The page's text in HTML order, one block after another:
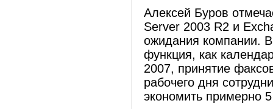
Алексей Буров
Server 2003 R2 и
ожидания компании.
функция, как
2007, принятие
рабочего дня
экономить примерно